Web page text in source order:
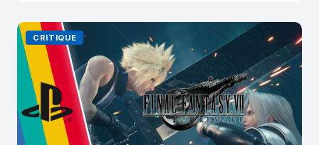
en tout […]
CRITIQUE